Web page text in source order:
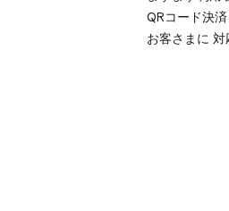
QRコード決
お客さまに​ 対